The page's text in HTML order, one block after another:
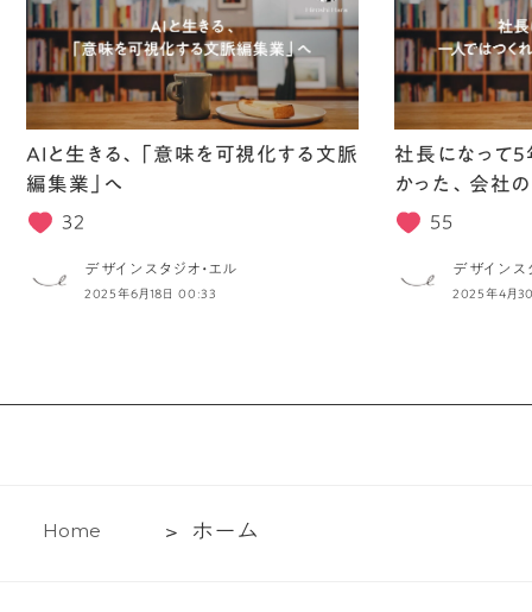
AIと生きる、「意味を可視化する文脈
編集業」へ
32
デザインスタジオ・エル
2025年6月18日 00:33
社長になって5
かった、会社
55
デザインス
2025年4月
Home
ホ
ホーム